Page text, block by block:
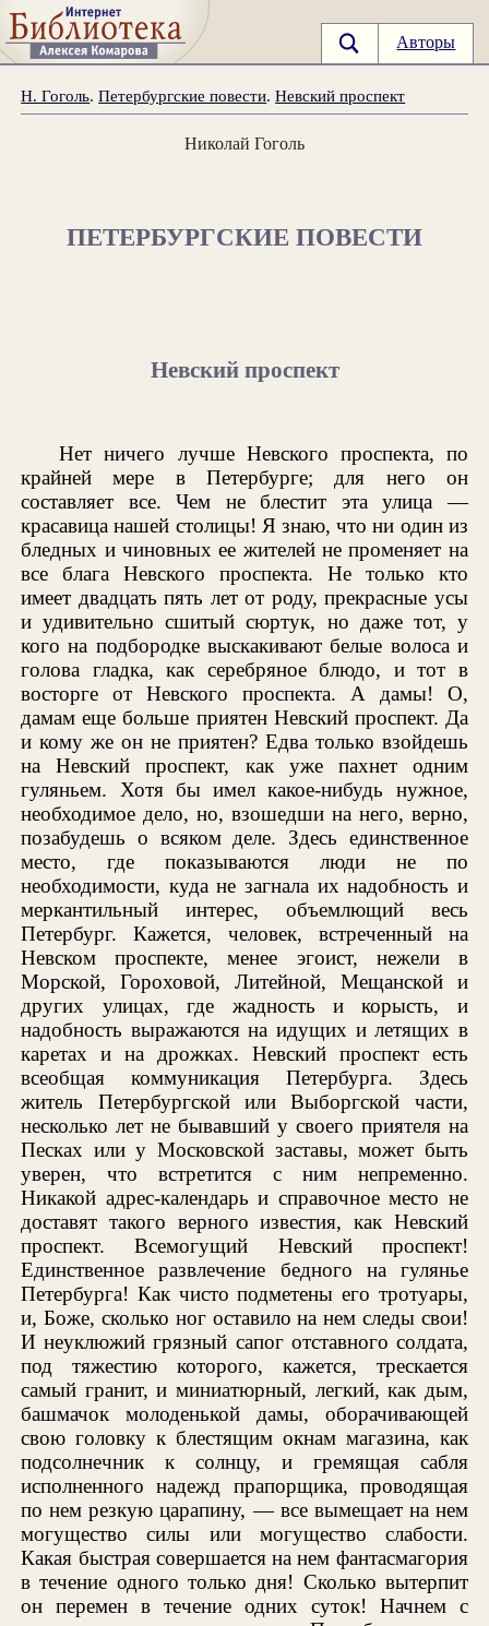
Авторы
Н. Гоголь.Петербургские повести.Невский проспект
Николай Гоголь
ПЕТЕРБУРГСКИЕ ПОВЕСТИ
Невский проспект
Нет ничего лучше Невского проспекта, по
крайней мере в Петербурге; для него он
составляет все. Чем не блестит эта улица —
красавица нашей столицы! Я знаю, что ни один из
бледных и чиновных ее жителей не променяет на
все блага Невского проспекта. Не только кто
имеет двадцать пять лет от роду, прекрасные усы
и удивительно сшитый сюртук, но даже тот, у
кого на подбородке выскакивают белые волоса и
голова гладка, как серебряное блюдо, и тот в
восторге от Невского проспекта. А дамы! О,
дамам еще больше приятен Невский проспект. Да
и кому же он не приятен? Едва только взойдешь
на Невский проспект, как уже пахнет одним
гуляньем. Хотя бы имел какое-нибудь нужное,
необходимое дело, но, взошедши на него, верно,
позабудешь о всяком деле. Здесь единственное
место, где показываются люди не по
необходимости, куда не загнала их надобность и
меркантильный интерес, объемлющий весь
Петербург. Кажется, человек, встреченный на
Невском проспекте, менее эгоист, нежели в
Морской, Гороховой, Литейной, Мещанской и
других улицах, где жадность и корысть, и
надобность выражаются на идущих и летящих в
каретах и на дрожках. Невский проспект есть
всеобщая коммуникация Петербурга. Здесь
житель Петербургской или Выборгской части,
несколько лет не бывавший у своего приятеля на
Песках или у Московской заставы, может быть
уверен, что встретится с ним непременно.
Никакой адрес-календарь и справочное место не
доставят такого верного известия, как Невский
проспект. Всемогущий Невский проспект!
Единственное развлечение бедного на гулянье
Петербурга! Как чисто подметены его тротуары,
и, Боже, сколько ног оставило на нем следы свои!
И неуклюжий грязный сапог отставного солдата,
под тяжестию которого, кажется, трескается
самый гранит, и миниатюрный, легкий, как дым,
башмачок молоденькой дамы, оборачивающей
свою головку к блестящим окнам магазина, как
подсолнечник к солнцу, и гремящая сабля
исполненного надежд прапорщика, проводящая
по нем резкую царапину, — все вымещает на нем
могущество силы или могущество слабости.
Какая быстрая совершается на нем фантасмагория
в течение одного только дня! Сколько вытерпит
он перемен в течение одних суток! Начнем с